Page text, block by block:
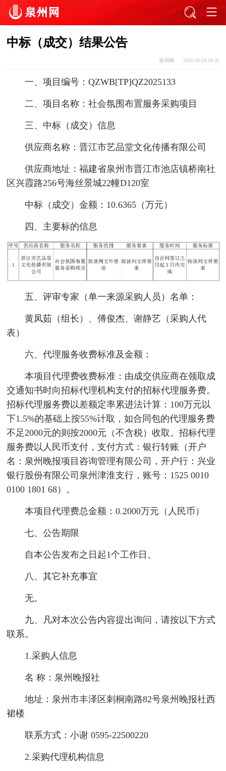
中标（成交）结果公告
泉州网 2025-10-24 18:31
一、项目编号：QZWB[TP]QZ2025133
二、项目名称：社会氛围布置服务采购项目
三、中标（成交）信息
供应商名称：晋江市艺品堂文化传播有限公司
供应商地址：福建省泉州市晋江市池店镇桥南社
区兴霞路256号海丝景城22幢D120室
中标（成交）金额：10.6365（万元）
四、主要标的信息
五、评审专家（单一来源采购人员）名单：
黄凤茹（组长）、傅俊杰、谢静艺（采购人代
表）
六、代理服务收费标准及金额：
本项目代理费收费标准：由成交供应商在领取成
交通知书时向招标代理机构支付的招标代理服务费。
招标代理服务费以差额定率累进法计算：100万元以
下1.5%的基础上按55%计取，如合同包的代理服务费
不足2000元的则按2000元（不含税）收取。招标代理
服务费以人民币支付，支付方式：银行转账（开户
名：泉州晚报项目咨询管理有限公司，开户行：兴业
银行股份有限公司泉州津淮支行，账号：1525 0010
0100 1801 68）。
本项目代理费总金额：0.2000万元（人民币）
七、公告期限
自本公告发布之日起1个工作日。
八、其它补充事宜
无。
九、凡对本次公告内容提出询问，请按以下方式
联系。
1.采购人信息
名 称：泉州晚报社
地址：泉州市丰泽区刺桐南路82号泉州晚报社西
裙楼
联系方式：小谢 0595-22500220
2.采购代理机构信息